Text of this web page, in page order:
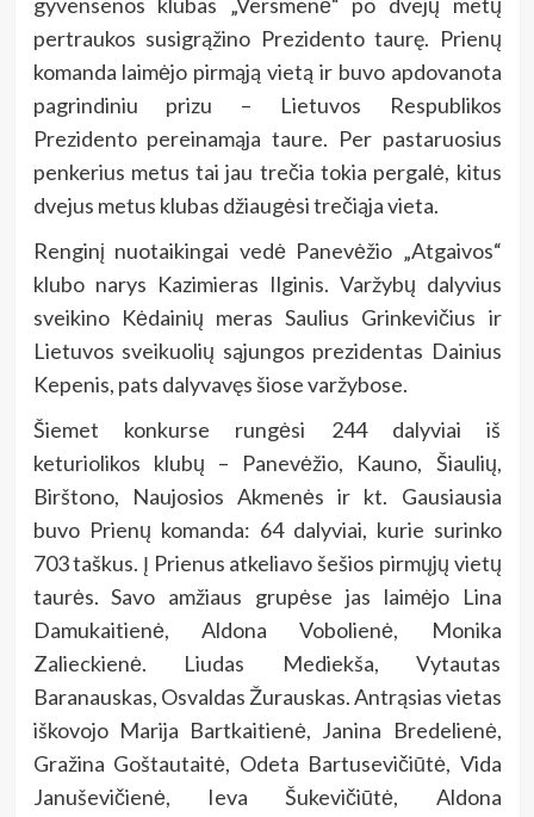
pertraukos susigrąžino Prezidento taurę. Prienų
komanda laimėjo pirmąją vietą ir buvo apdovanota
pagrindiniu prizu – Lietuvos Respublikos
Prezidento pereinamąja taure. Per pastaruosius
penkerius metus tai jau trečia tokia pergalė, kitus
dvejus metus klubas džiaugėsi trečiąja vieta.
Renginį nuotaikingai vedė Panevėžio „Atgaivos“
klubo narys Kazimieras Ilginis. Varžybų dalyvius
sveikino Kėdainių meras Saulius Grinkevičius ir
Lietuvos sveikuolių sąjungos prezidentas Dainius
Kepenis, pats dalyvavęs šiose varžybose.
Šiemet konkurse rungėsi 244 dalyviai iš
keturiolikos klubų – Panevėžio, Kauno, Šiaulių,
Birštono, Naujosios Akmenės ir kt. Gausiausia
buvo Prienų komanda: 64 dalyviai, kurie surinko
703 taškus. Į Prienus atkeliavo šešios pirmųjų vietų
taurės. Savo amžiaus grupėse jas laimėjo Lina
Damukaitienė, Aldona Vobolienė, Monika
Zalieckienė. Liudas Mediekša, Vytautas
Baranauskas, Osvaldas Žurauskas. Antrąsias vietas
iškovojo Marija Bartkaitienė, Janina Bredelienė,
Gražina Goštautaitė, Odeta Bartusevičiūtė, Vida
Januševičienė, Ieva Šukevičiūtė, Aldona